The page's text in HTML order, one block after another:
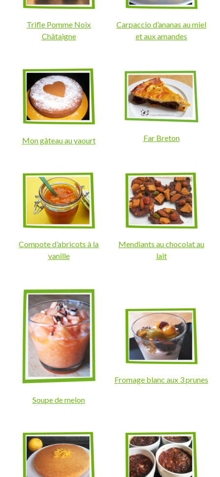
Trifle Pomme Noix
Châtaigne
Carpaccio d’ananas au miel
et aux amandes
Mon gâteau au yaourt Far Breton
Compote d’abricots à la
vanille
Mendiants au chocolat au
lait
Soupe de melon
Fromage blanc aux 3 prunes